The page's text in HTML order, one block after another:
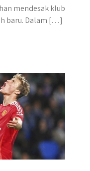
mendesak klub
baru​. Dalam […]